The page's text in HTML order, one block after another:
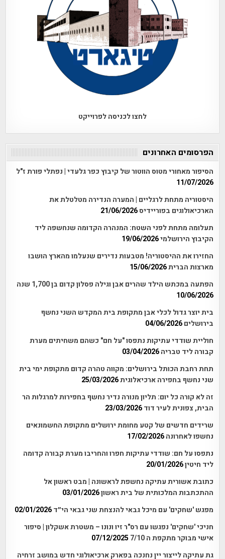
לחצו לכניסה לפרוייקט
הפרסומים האחרונים
הסיפור מאחורי מטוס הווטור של קיבוץ כפר גלעדי | נפתלי פורת ז"ל
11/07/2026
היסטוריה מתחת לרגליים | המערה הנדירה מטלטלת את
הארכיאולוגים בפוריידיס21/06/2026
תעלומה מתחת לפני השטח: המנהרה הקדומה שנחשפה ליד
הקיבוץ הירושלמי19/06/2026
החזירו את ההיסטוריה! מטבעות נדירים שנעלמו מהארץ הושבו
מארצות הברית15/06/2026
הפתעה במכתש הילד שהרים אבן וגילה פסלון קדום בן 1,700 שנה
10/06/2026
בית יוצר גדול לכלי אבן מתקופת בית המקדש השני נחשף
בירושלים 04/06/2026
חוליית שודדי עתיקות נתפסו "על חם" כשהם משחיתים מערת
קבורה ליד טבריה 03/04/2026
תחת רחבת הכותל בירושלים: מקווה טהרה קדום מתקופת ימי בית
שני נחשף בחפירה ארכיאלוגית25/03/2026
זה לא קורה כל יום: תליון מנורה נדיר נחשף בחפירות למרגלות הר
הבית, צפונית לעיר דוד 23/03/2026
שרידים חדשים של קטע מחומת ירושלים מתקופת החשמונאים
נחשפו לאחרונה 17/02/2026
נתפסו על חם: שודדי עתיקות חפרו והחריבו מערת קבורה קדומה
ליד חיטין20/01/2026
כתובת אשורית עתיקה נחשפת לראשונה | מבט ראשון אל
ההתכתבות המלכותית של בית ראשון03/01/2026
מפגש 'שחקים' עם מיכל גבאי להנצחת שני גבאי הי״ד 02/01/2026
חניכי 'שחקים' נפגשו עם רס"ר זיו ונונו – משטרת אשקלון | סיפור
אישי מבוקר מתקפת ה 7/10
07/12/2025
גת עתיקה לייצור יין נחנכה בפארק ארכיאולוגי חדש במושב זרחיה